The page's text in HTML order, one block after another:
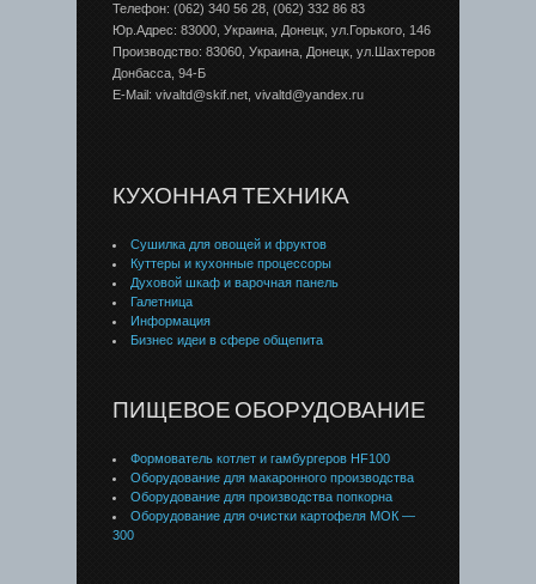
Телефон: (062) 340 56 28, (062) 332 86 83
Юр.Адрес: 83000, Украина, Донецк, ул.Горького, 146
Производство: 83060, Украина, Донецк, ул.Шахтеров
Донбаcса, 94-Б
E-Mail: vivaltd@skif.net, vivaltd@yandex.ru
КУХОННАЯ ТЕХНИКА
Сушилка для овощей и фруктов
Куттеры и кухонные процессоры
Духовой шкаф и варочная панель
Галетница
Информация
Бизнес идеи в сфере общепита
ПИЩЕВОЕ ОБОРУДОВАНИЕ
Формователь котлет и гамбургеров HF100
Оборудование для макаронного производства
Оборудование для производства попкорна
Оборудование для очистки картофеля МОК —
300